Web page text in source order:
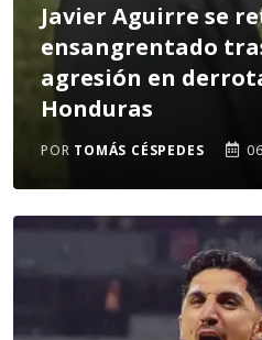
Javier Aguirre se
ensangrentado
agresión en
Honduras
POR TOMÁS CÉSPEDES